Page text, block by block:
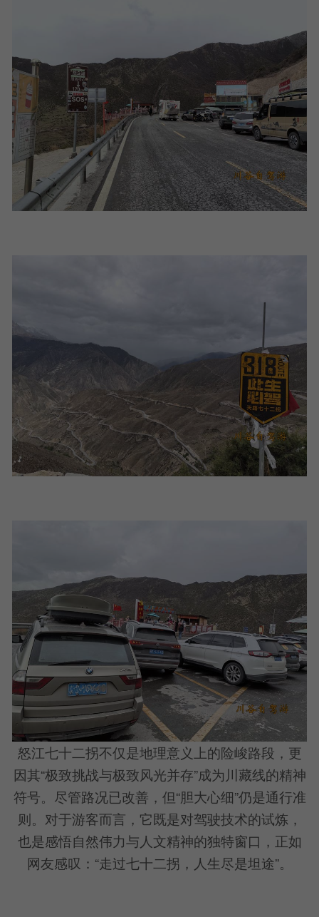
怒江七十二拐不仅是地理意义上的险峻路段，更
因其“极致挑战与极致风光并存”成为川藏线的精神
符号。尽管路况已改善，但“胆大心细”仍是通行准
则。对于游客而言，它既是对驾驶技术的试炼，
也是感悟自然伟力与人文精神的独特窗口，正如
网友感叹：“走过七十二拐，人生尽是坦途”。